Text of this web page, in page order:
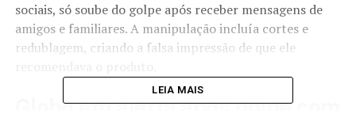
sociais, só soube do golpe após receber mensagens de
amigos e familiares. A manipulação incluía cortes e
redublagem, criando a falsa impressão de que ele
Globo em alerta após golpe com
LEIA MAIS